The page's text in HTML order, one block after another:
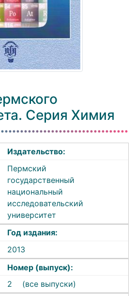
Серия Химия
Издательство:
Пермский
государственный
национальный
исследовательский
университет
Год издания:
2013
Номер (выпуск):
2
(все выпуски)